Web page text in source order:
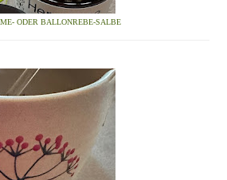
ODER BALLONREBE-SALBE